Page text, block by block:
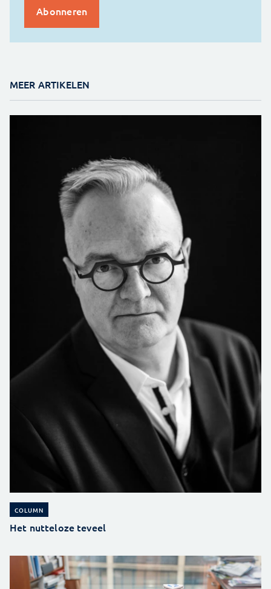
MEER ARTIKELEN
COLUMN
Het nutteloze teveel